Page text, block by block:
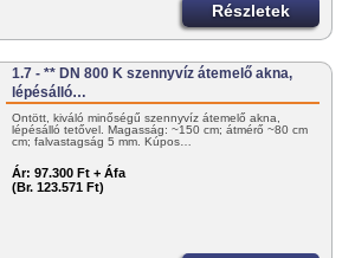
Részletek
1.7 - ** DN 800 K szennyvíz átemelő akna,
lépésálló…
Öntött, kiváló minőségű szennyvíz átemelő akna,
lépésálló tetővel. Magasság: ~150 cm; átmérő ~80 cm
cm; falvastagság 5 mm. Kúpos…
Ár: 97.300 Ft + Áfa
(Br. 123.571 Ft)